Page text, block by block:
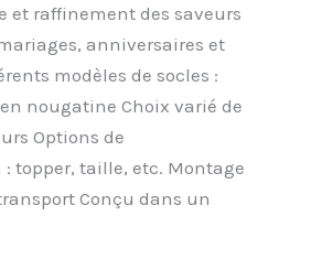
et raffinement des saveurs
anniversaires et
modèles de socles :
nougatine Choix varié de
Options de
topper, taille, etc. Montage
Conçu dans un